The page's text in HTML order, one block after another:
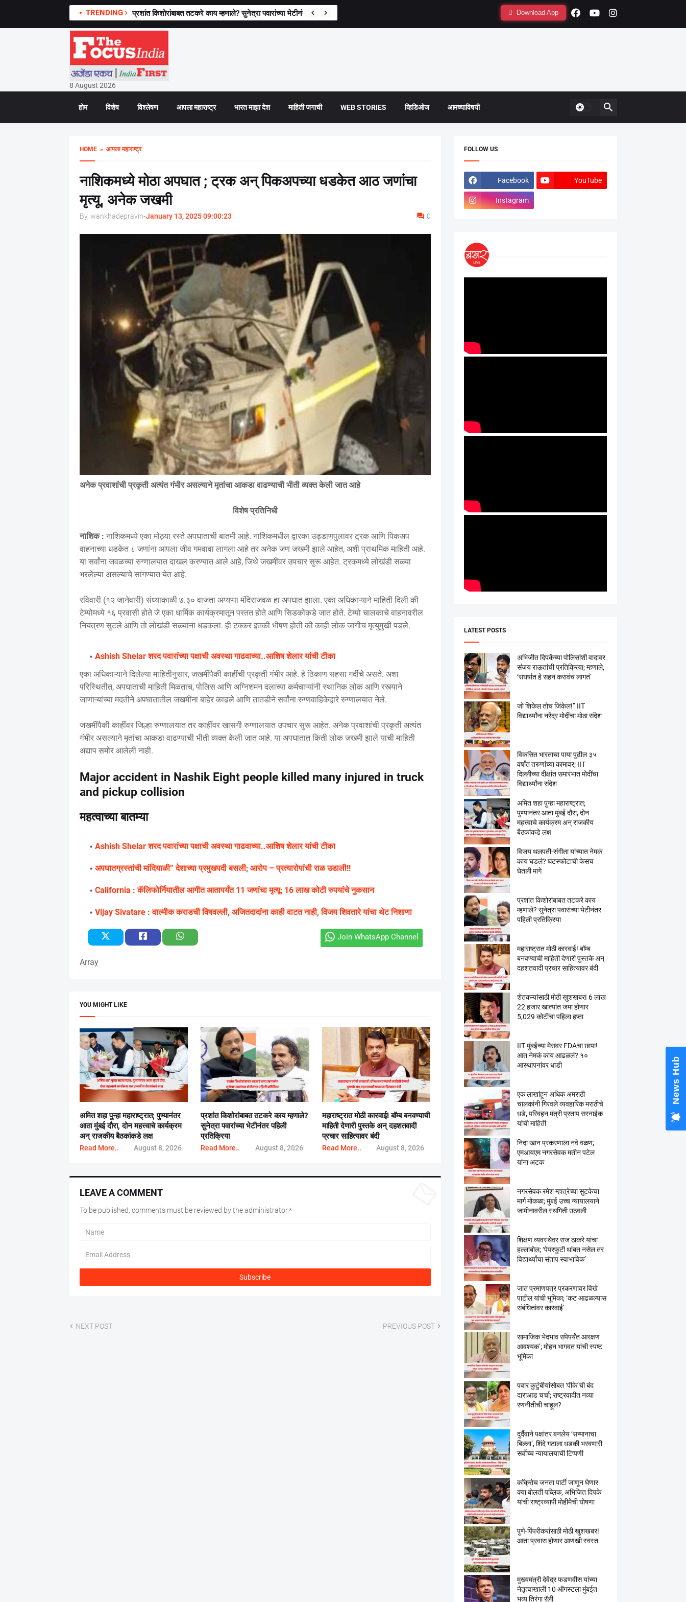
TRENDING प्रशांत किशोरांबाबत तटकरे काय म्हणाले? सुनेत्रा पवारांच्या भेटीनंतर पहिली प्रतिक्रिया Download App
8 August 2026
होम विशेष विश्लेषण आपला महाराष्ट्र भारत माझा देश माहिती जगाची WEB STORIES व्हिडिओज आमच्याविषयी
HOME» आपला महाराष्ट्र
नाशिकमध्ये मोठा अपघात ; ट्रक अन् पिकअपच्या धडकेत आठ जणांचा
मृत्यू, अनेक जखमी
By, wankhadepravin-January 13, 2025 09:00:23 0
अनेक प्रवाशांची प्रकृती अत्यंत गंभीर असल्याने मृतांचा आकडा वाढण्याची भीती व्यक्त केली जात आहे
विशेष प्रतिनिधी
नाशिक : नाशिकमध्ये एका मोठ्या रस्ते अपघाताची बातमी आहे. नाशिकमधील द्वारका उड्डाणपुलावर ट्रक आणि पिकअप
वाहनाच्या धडकेत ८ जणांना आपला जीव गमवावा लागला आहे तर अनेक जण जखमी झाले आहेत, अशी प्राथमिक माहिती आहे.
या सर्वांना जवळच्या रुग्णालयात दाखल करण्यात आले आहे, जिथे जखमींवर उपचार सुरू आहेत. ट्रकमध्ये लोखंडी सळ्या
भरलेल्या असल्याचे सांगण्यात येत आहे.
रविवारी (१२ जानेवारी) संध्याकाळी ७.३० वाजता अय्यप्पा मंदिराजवळ हा अपघात झाला. एका अधिकाऱ्याने माहिती दिली की
टेम्पोमध्ये १६ प्रवासी होते जे एका धार्मिक कार्यक्रमातून परतत होते आणि सिडकोकडे जात होते. टेम्पो चालकाचे वाहनावरील
नियंत्रण सुटले आणि तो लोखंडी सळ्यांना धडकला. ही टक्कर इतकी भीषण होती की काही लोक जागीच मृत्युमुखी पडले.
Ashish Shelar शरद पवारांच्या पक्षाची अवस्था गाढवाच्या..आशिष शेलार यांची टीका
एका अधिकाऱ्याने दिलेल्या माहितीनुसार, जखमींपैकी काहींची प्रकृती गंभीर आहे. हे ठिकाण सहसा गर्दीचे असते. अशा
परिस्थितीत, अपघाताची माहिती मिळताच, पोलिस आणि अग्निशमन दलाच्या कर्मचाऱ्यांनी स्थानिक लोक आणि रस्त्याने
जाणाऱ्यांच्या मदतीने अपघातातील जखमींना बाहेर काढले आणि तातडीने सर्वांना रुग्णवाहिकेद्वारे रुग्णालयात नेले.
जखमींपैकी काहींवर जिल्हा रुग्णालयात तर काहींवर खासगी रुग्णालयात उपचार सुरू आहेत. अनेक प्रवाशांची प्रकृती अत्यंत
गंभीर असल्याने मृतांचा आकडा वाढण्याची भीती व्यक्त केली जात आहे. या अपघातात किती लोक जखमी झाले याची माहिती
अद्याप समोर आलेली नाही.
Major accident in Nashik Eight people killed many injured in truck
and pickup collision
महत्वाच्या बातम्या
Ashish Shelar शरद पवारांच्या पक्षाची अवस्था गाढवाच्या..आशिष शेलार यांची टीका
अपघातग्रस्तांची मांदियाळी” देशाच्या प्रमुखपदी बसली; आरोप – प्रत्यारोपांची राळ उडाली!!
California : कॅलिफोर्नियातील आगीत आतापर्यंत 11 जणांचा मृत्यू; 16 लाख कोटी रुपयांचे नुकसान
Vijay Sivatare : वाल्मीक कराडची विषवल्ली, अजितदादांना काही वाटत नाही, विजय शिवतारे यांचा थेट निशाणा
Join WhatsApp Channel
Array
YOU MIGHT LIKE
अमित शहा पुन्हा महाराष्ट्रात; पुण्यानंतर
आता मुंबई दौरा, दोन महत्त्वाचे कार्यक्रम
अन् राजकीय बैठकांकडे लक्ष
Read More.. August 8, 2026
प्रशांत किशोरांबाबत तटकरे काय म्हणाले?
सुनेत्रा पवारांच्या भेटीनंतर पहिली
प्रतिक्रिया
Read More.. August 8, 2026
महाराष्ट्रात मोठी कारवाई! बॉम्ब बनवण्याची
माहिती देणारी पुस्तके अन् दहशतवादी
प्रचार साहित्यावर बंदी
Read More.. August 8, 2026
LEAVE A COMMENT
To be published, comments must be reviewed by the administrator.*
NEXT POST PREVIOUS POST
FOLLOW US
Facebook YouTube
Instagram
LATEST POSTS
अभिजीत दिपकेंच्या पोलिसांशी वादावर
संजय राऊतांची प्रतिक्रिया; म्हणाले,
‘संघर्षात हे सहन करावंच लागतं’
जो शिकेल तोच जिंकेल!” IIT
विद्यार्थ्यांना नरेंद्र मोदींचा मोठा संदेश
विकसित भारताचा पाया पुढील ३५
वर्षांत तरुणांच्या कामावर; IIT
दिल्लीच्या दीक्षांत समारंभात मोदींचा
विद्यार्थ्यांना संदेश
अमित शहा पुन्हा महाराष्ट्रात;
पुण्यानंतर आता मुंबई दौरा, दोन
महत्त्वाचे कार्यक्रम अन् राजकीय
बैठकांकडे लक्ष
विजय थलपती-संगीता यांच्यात नेमकं
काय घडलं? घटस्फोटाची केसच
घेतली मागे
प्रशांत किशोरांबाबत तटकरे काय
म्हणाले? सुनेत्रा पवारांच्या भेटीनंतर
पहिली प्रतिक्रिया
महाराष्ट्रात मोठी कारवाई! बॉम्ब
बनवण्याची माहिती देणारी पुस्तके अन्
दहशतवादी प्रचार साहित्यावर बंदी
शेतकऱ्यांसाठी मोठी खुशखबर! 6 लाख
22 हजार खात्यांत जमा होणार
5,029 कोटींचा पहिला हप्ता
IIT मुंबईच्या मेसवर FDAचा छापा!
आत नेमकं काय आढळलं? १०
आस्थापनांवर धाडी
एक लाखांहून अधिक अमराठी
चालकांनी गिरवले व्यवहारिक मराठीचे
धडे, परिवहन मंत्री प्रताप सरनाईक
यांची माहिती
निदा खान प्रकरणाला नवे वळण;
एमआयएम नगरसेवक मतीन पटेल
यांना अटक
नगरसेवक रमेश म्हात्रेच्या सुटकेचा
मार्ग मोकळा; मुंबई उच्च न्यायालयाने
जामीनावरील स्थगिती उठवली
शिक्षण व्यवस्थेवर राज ठाकरे यांचा
हल्लाबोल; ‘पेपरफुटी थांबत नसेल तर
विद्यार्थ्यांचा संताप स्वाभाविक’
जात प्रमाणपत्र प्रकरणावर विखे
पाटील यांची भूमिका; ‘कट आढळल्यास
संबंधितांवर कारवाई’
सामाजिक भेदभाव संपेपर्यंत आरक्षण
आवश्यक’; मोहन भागवत यांची स्पष्ट
भूमिका
पवार कुटुंबीयांसोबत ‘पीके’ची बंद
दाराआड चर्चा; राष्ट्रवादीत नव्या
रणनीतीची चाहूल?
दुर्दैवाने पक्षांतर बनलेय ‘सन्मानाचा
बिल्ला’, शिंदे गटाला धडकी भरवणारी
सर्वाेच्च न्यायालयाची टिप्पणी
काॅक्राेच जनता पार्टी जाणून घेणार
क्या बाेलती पब्लिक, अभिजित दिपके
यांची राष्ट्रव्यापी माेहीमेची घाेषणा
पुणे-पिंपरीकरांसाठी मोठी खुशखबर!
आता प्रवास होणार आणखी स्वस्त
मुख्यमंत्री देवेंद्र फडणवीस यांच्या
नेतृत्वाखाली 10 ऑगस्टला मुंबईत
भव्य तिरंगा रॅली
News Hub